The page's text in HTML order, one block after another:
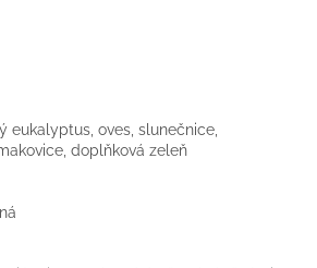
eukalyptus, oves, slunečnice,
doplňková zeleň